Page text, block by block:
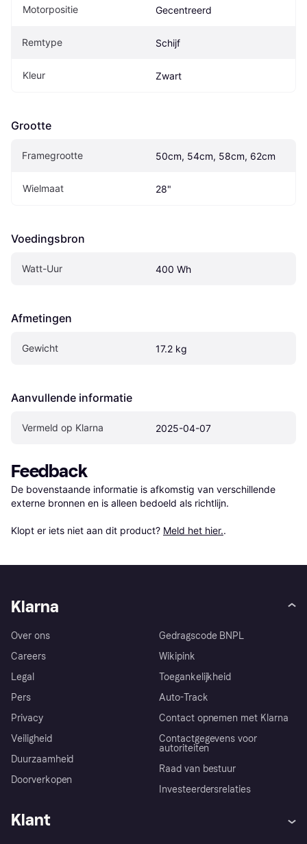
Motorpositie Gecentreerd
Remtype Schijf
Kleur Zwart
Grootte
Framegrootte 50cm, 54cm, 58cm, 62cm
Wielmaat 28"
Voedingsbron
Watt-Uur 400 Wh
Afmetingen
Gewicht 17.2 kg
Aanvullende informatie
Vermeld op Klarna 2025-04-07
Feedback
De bovenstaande informatie is afkomstig van verschillende
externe bronnen en is alleen bedoeld als richtlijn.
Klopt er iets niet aan dit product? Meld het hier..
Klarna
Over ons
Careers
Legal
Pers
Privacy
Veiligheid
Duurzaamheid
Doorverkopen
Gedragscode BNPL
Wikipink
Toegankelijkheid
Auto-Track
Contact opnemen met Klarna
Contactgegevens voor
autoriteiten
Raad van bestuur
Investeerdersrelaties
Klant